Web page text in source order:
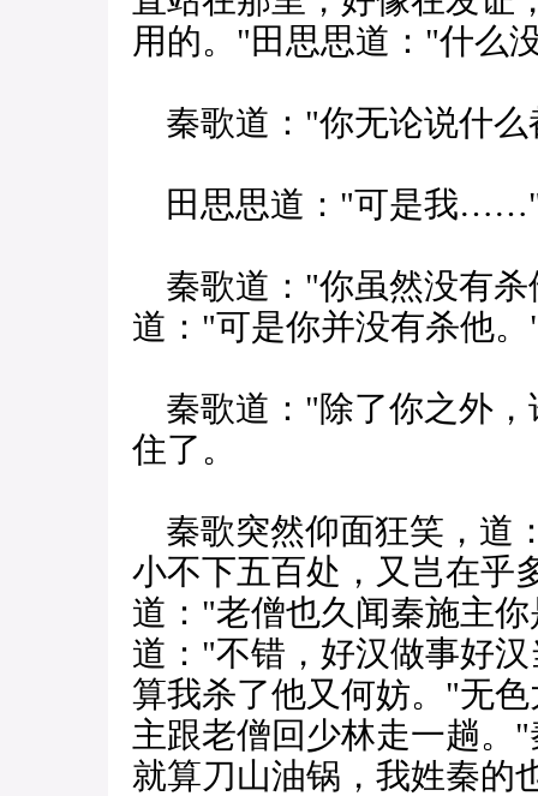
用的。"田思思道："什么
秦歌道："你无论说什么
田思思道："可是我
秦歌道："你虽然没有杀
道："可是你并没有杀他
秦歌道："除了你之外，
住了。
秦歌突然仰面狂笑，道
小不下五百处，又岂在乎
道："老僧也久闻秦施主
道："不错，好汉做事好
算我杀了他又何妨。"无
主跟老僧回少林走一趟。
就算刀山油锅，我姓秦的